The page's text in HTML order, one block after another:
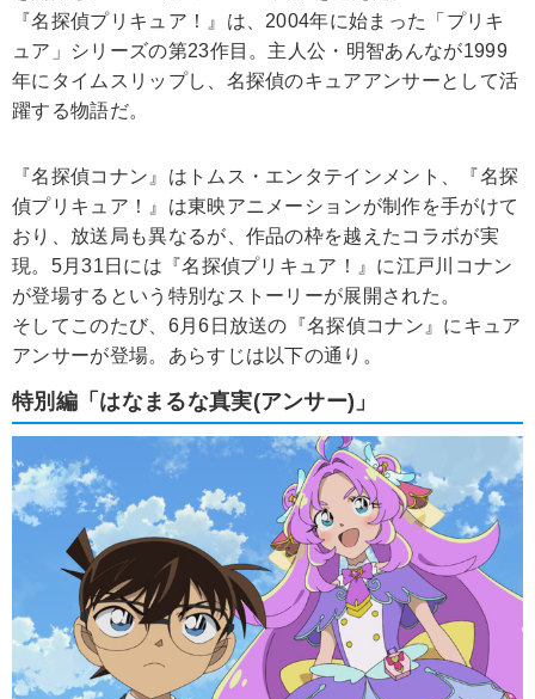
『名探偵プリキュア！』は、2004年に始まった「プリキ
ュア」シリーズの第23作目。主人公・明智あんなが1999
年にタイムスリップし、名探偵のキュアアンサーとして活
躍する物語だ。
『名探偵コナン』はトムス・エンタテインメント、『名探
偵プリキュア！』は東映アニメーションが制作を手がけて
おり、放送局も異なるが、作品の枠を越えたコラボが実
現。5月31日には『名探偵プリキュア！』に江戸川コナン
が登場するという特別なストーリーが展開された。
そしてこのたび、6月6日放送の『名探偵コナン』にキュア
アンサーが登場。あらすじは以下の通り。
特別編「はなまるな真実(アンサー)」